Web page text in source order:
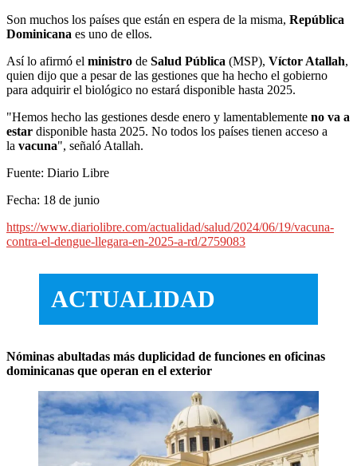
Son muchos los países que están en espera de la misma, República
Dominicana es uno de ellos.
Así lo afirmó el ministro de Salud Pública (MSP), Víctor Atallah,
quien dijo que a pesar de las gestiones que ha hecho el gobierno
para adquirir el biológico no estará disponible hasta 2025.
"Hemos hecho las gestiones desde enero y lamentablemente no va a
estar disponible hasta 2025. No todos los países tienen acceso a
la vacuna", señaló Atallah.
Fuente: Diario Libre
Fecha: 18 de junio
https://www.diariolibre.com/actualidad/salud/2024/06/19/vacuna-
contra-el-dengue-llegara-en-2025-a-rd/2759083
ACTUALIDAD
Nóminas abultadas más duplicidad de funciones en oficinas
dominicanas que operan en el exterior